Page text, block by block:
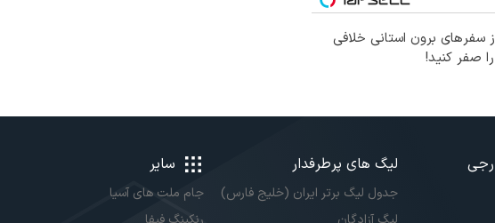
سفرهای برون استانی خلافی
صفر کنید!
لیگ های پرطرفدار
جدول لیگ برتر ایران (خلیج فارس)
سایر
جام ملت های آسیا